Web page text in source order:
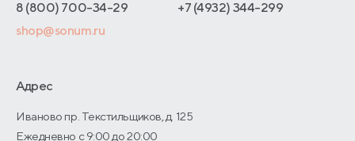
Адреса магазинов
Договор-оферты
Оптовые продажи
О производстве
8 (800) 700-34-29
+7 (4932) 344-299
shop@sonum.ru
Адрес
Иваново пр. Текстильщиков, д. 125
Ежедневно с 9:00 до 20:00